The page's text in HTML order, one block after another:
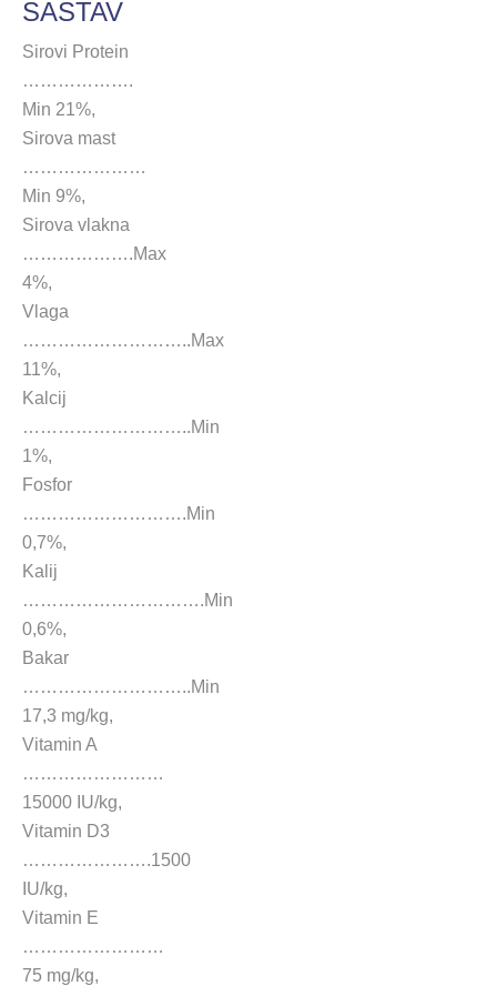
SASTAV
Sirovi Protein
……………….
Min 21%,
Sirova mast
…………………
Min 9%,
Sirova vlakna
……………….Max
4%,
Vlaga
………………………..Max
11%,
Kalcij
………………………..Min
1%,
Fosfor
……………………….Min
0,7%,
Kalij
………………………….Min
0,6%,
Bakar
………………………..Min
17,3 mg/kg,
Vitamin A
……………………
15000 IU/kg,
Vitamin D3
………………….1500
IU/kg,
Vitamin E
……………………
75 mg/kg,